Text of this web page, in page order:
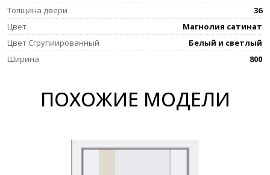
Толщина двери
36
Цвет
Магнолия сатинат
Цвет Сгрупиированный
Белый и светлый
Ширина
800
ПОХОЖИЕ МОДЕЛИ